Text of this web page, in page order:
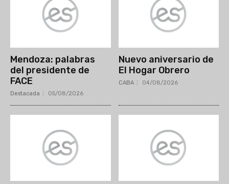
Mendoza: palabras
del presidente de
FACE
Destacada 05/08/2026
Nuevo aniversario de
El Hogar Obrero
CABA 04/08/2026